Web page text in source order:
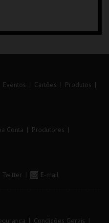
Eventos Cartões
Produtos
Conta
Produtores
Twitter E-mail
Condições Gerais